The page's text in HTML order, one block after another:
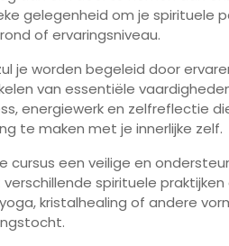
gelegenheid om je spirituele
of ervaringsniveau.
je worden begeleid door
van essentiële
energiewerk en zelfreflectie
te maken met je innerlijke zelf.
cursus een veilige en
spirituele
kristalhealing of andere